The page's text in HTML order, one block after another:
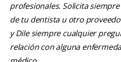
profesionales. Solicita
de tu dentista u otro
y Dile siempre cualquier
relación con alguna